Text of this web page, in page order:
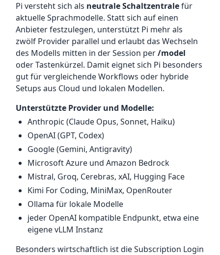
Pi versteht sich als neutrale Schaltzentralefür
aktuelle Sprachmodelle. Statt sich auf einen
Anbieter festzulegen, unterstützt Pi mehr als
zwölf Provider parallel und erlaubt das Wechseln
des Modells mitten in der Session per/model
oder Tastenkürzel. Damit eignet sich Pi besonders
gut für vergleichende Workflows oder hybride
Setups aus Cloud und lokalen Modellen.
Unterstützte Provider und Modelle:
Anthropic (Claude Opus, Sonnet, Haiku)
OpenAI (GPT, Codex)
Google (Gemini, Antigravity)
Microsoft Azure und Amazon Bedrock
Mistral, Groq, Cerebras, xAI, Hugging Face
Kimi For Coding, MiniMax, OpenRouter
Ollama für lokale Modelle
jeder OpenAI kompatible Endpunkt, etwa eine
eigene vLLM Instanz
Besonders wirtschaftlich ist die Subscription Login